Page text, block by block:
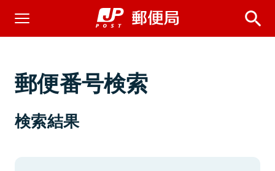
郵便番号検索
検索結果